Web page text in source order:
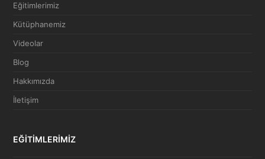
Eğitimlerimiz
Kütüphanemiz
Videolar
Blog
Hakkımızda
İletişim
EĞİTİMLERİMİZ